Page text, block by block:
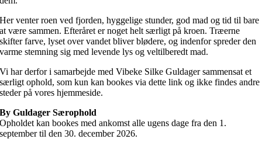
Her venter roen ved fjorden, hyggelige stunder, god mad og tid til bare
at være sammen. Efteråret er noget helt særligt på kroen. Træerne
skifter farve, lyset over vandet bliver blødere, og indenfor spreder den
varme stemning sig med levende lys og veltilberedt mad.
Vi har derfor i samarbejde med Vibeke Silke Guldager sammensat et
særligt ophold, som kun kan bookes via dette link og ikke findes andre
steder på vores hjemmeside.
By Guldager Særophold
Opholdet kan bookes med ankomst alle ugens dage fra den 1.
september til den 30. december 2026.